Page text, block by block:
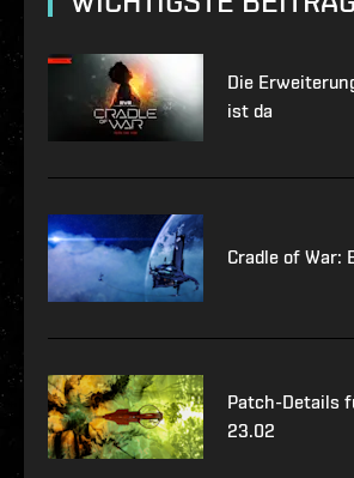
Die
ist da
Cradle of War:
Patch-Details
23.02